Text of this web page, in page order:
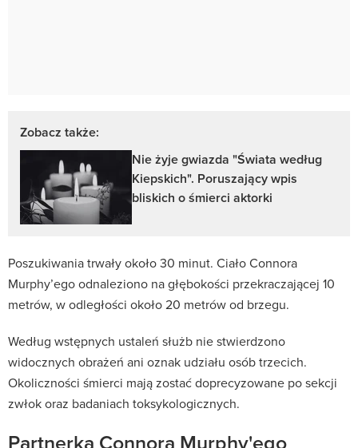
Zobacz także:
Nie żyje gwiazda "Świata według
Kiepskich". Poruszający wpis
bliskich o śmierci aktorki
Poszukiwania trwały około 30 minut. Ciało Connora
Murphy’ego odnaleziono na głębokości przekraczającej 10
metrów, w odległości około 20 metrów od brzegu.
Według wstępnych ustaleń służb nie stwierdzono
widocznych obrażeń ani oznak udziału osób trzecich.
Okoliczności śmierci mają zostać doprecyzowane po sekcji
zwłok oraz badaniach toksykologicznych.